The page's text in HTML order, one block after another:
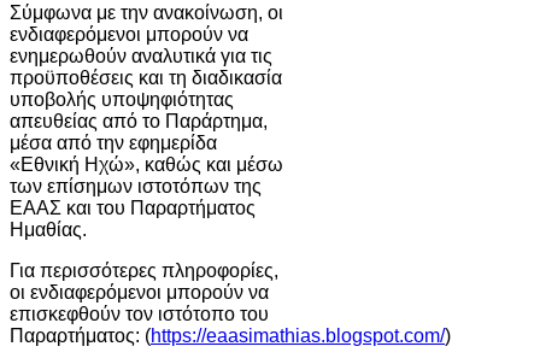
Σύμφωνα με την ανακοίνωση, οι
ενδιαφερόμενοι μπορούν να
ενημερωθούν αναλυτικά για τις
προϋποθέσεις και τη διαδικασία
υποβολής υποψηφιότητας
απευθείας από το Παράρτημα,
μέσα από την εφημερίδα
«Εθνική Ηχώ», καθώς και μέσω
των επίσημων ιστοτόπων της
ΕΑΑΣ και του Παραρτήματος
Ημαθίας.
Για περισσότερες πληροφορίες,
οι ενδιαφερόμενοι μπορούν να
επισκεφθούν τον ιστότοπο του
Παραρτήματος: (https://eaasimathias.blogspot.com/)